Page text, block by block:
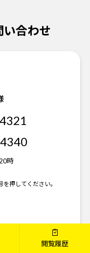
い合わせ
時
押してください。
閲覧履歴